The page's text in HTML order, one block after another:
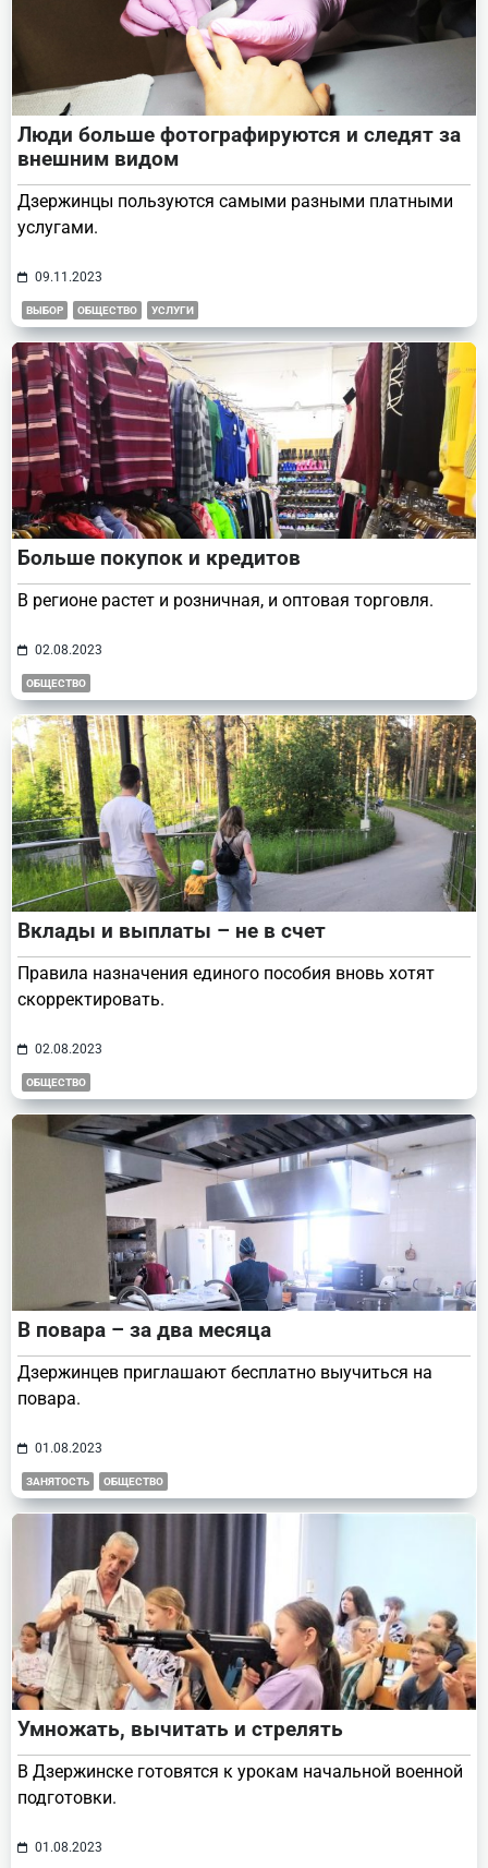
Люди больше фотографируются и следят за
внешним видом
Дзержинцы пользуются самыми разными платными
услугами.
09.11.2023
ВЫБОР ОБЩЕСТВО УСЛУГИ
Больше покупок и кредитов
В регионе растет и розничная, и оптовая торговля.
02.08.2023
ОБЩЕСТВО
Вклады и выплаты – не в счет
Правила назначения единого пособия вновь хотят
скорректировать.
02.08.2023
ОБЩЕСТВО
В повара – за два месяца
Дзержинцев приглашают бесплатно выучиться на
повара.
01.08.2023
ЗАНЯТОСТЬ ОБЩЕСТВО
Умножать, вычитать и стрелять
В Дзержинске готовятся к урокам начальной военной
подготовки.
01.08.2023